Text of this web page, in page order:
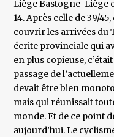
Liège Bastogne-Liège
14. Après celle de 39/
couvrir les arrivées du
écrite provinciale qui
en plus copieuse,
passage de
devait être bien
mais qui réunissait
monde. Et de ce point
aujourd’hui. Le